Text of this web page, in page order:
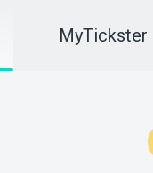
MyTickster